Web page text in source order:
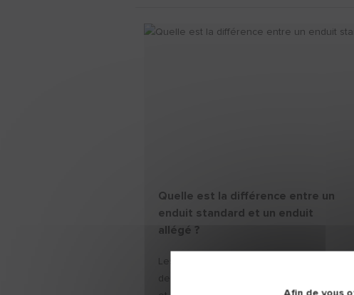
Quelle est la différence entre un
enduit standard et un enduit
allégé ?
Les enduits en pâte sont classés en
deux catégories : les enduits standards
Afin de vous